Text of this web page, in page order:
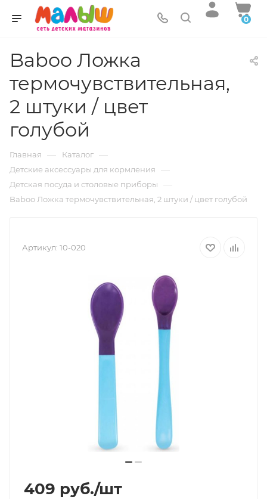
0
Baboo Ложка
термочувствительная,
2 штуки / цвет
голубой
Главная — Каталог —
Детские аксессуары для кормления —
Детская посуда и столовые приборы —
Baboo Ложка термочувствительная, 2 штуки / цвет голубой
Артикул: 10-020
409 руб./шт